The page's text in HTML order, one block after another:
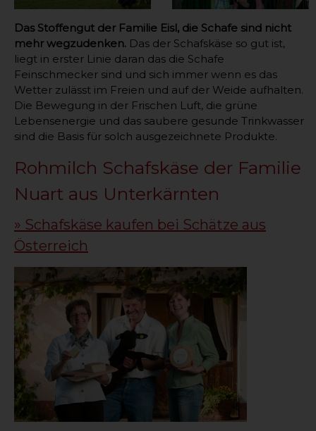
Das Stoffengut der Familie Eisl, die Schafe sind nicht
mehr wegzudenken. Das der Schafskäse so gut ist,
liegt in erster Linie daran das die Schafe
Feinschmecker sind und sich immer wenn es das
Wetter zulässt im Freien und auf der Weide aufhalten.
Die Bewegung in der Frischen Luft, die grüne
Lebensenergie und das saubere gesunde Trinkwasser
sind die Basis für solch ausgezeichnete Produkte.
Rohmilch Schafskäse der Familie
Nuart aus Unterkärnten
» Schafskäse kaufen bei Schätze aus
Österreich